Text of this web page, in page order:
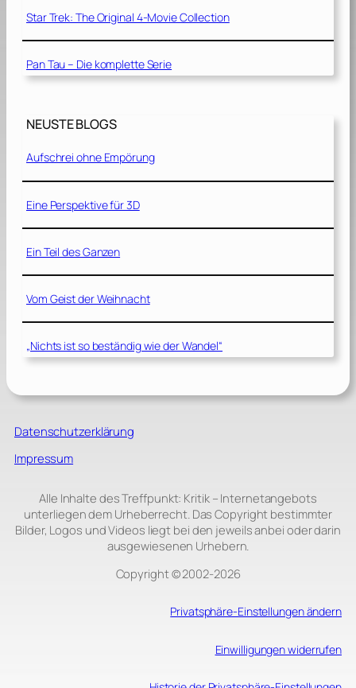
Star Trek: The Original 4-Movie Collection
Pan Tau – Die komplette Serie
NEUSTE BLOGS
Aufschrei ohne Empörung
Eine Perspektive für 3D
Ein Teil des Ganzen
Vom Geist der Weihnacht
„Nichts ist so beständig wie der Wandel“
Datenschutzerklärung
Impressum
Alle Inhalte des Treffpunkt: Kritik – Internetangebots
unterliegen dem Urheberrecht. Das Copyright bestimmter
Bilder, Logos und Videos liegt bei den jeweils anbei oder darin
ausgewiesenen Urhebern.
Copyright © 2002‑2026
Privatsphäre-Einstellungen ändern
Einwilligungen widerrufen